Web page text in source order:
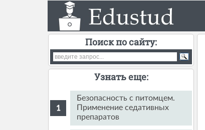
Поиск по сайту:
Узнать еще:
Безопасность с питомцем.
Применение седативных
препаратов